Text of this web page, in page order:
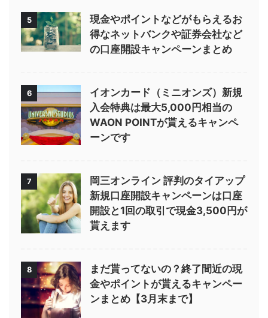
5
現金やポイントなどがもらえるお
得なネットバンクや証券会社など
の口座開設キャンペーンまとめ
6
イオンカード（ミニオンズ）新規
入会特典は最大5,000円相当の
WAON POINTが貰えるキャンペ
ーンです
7
岡三オンライン 評判のタイアップ
新規口座開設キャンペーンは口座
開設と1回の取引で現金3,500円が
貰えます
8
まだ貰ってないの？終了間近の現
金やポイントが貰えるキャンペー
ンまとめ【3月末まで】